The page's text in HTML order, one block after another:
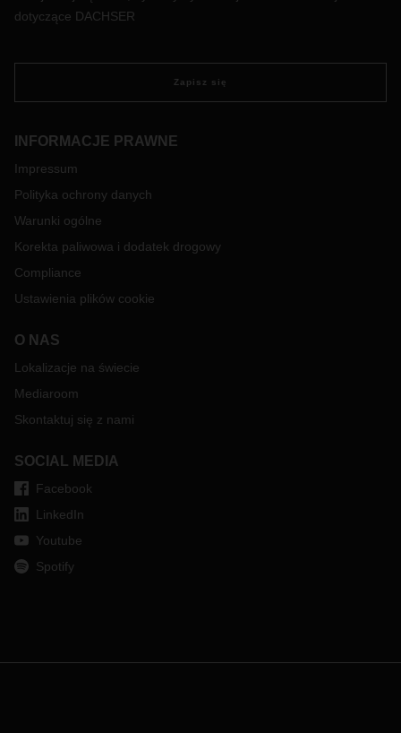
dotyczące DACHSER
Zapisz się
INFORMACJE PRAWNE
Impressum
Polityka ochrony danych
Warunki ogólne
Korekta paliwowa i dodatek drogowy
Compliance
Ustawienia plików cookie
O NAS
Lokalizacje na świecie
Mediaroom
Skontaktuj się z nami
SOCIAL MEDIA
Facebook
LinkedIn
Youtube
Spotify